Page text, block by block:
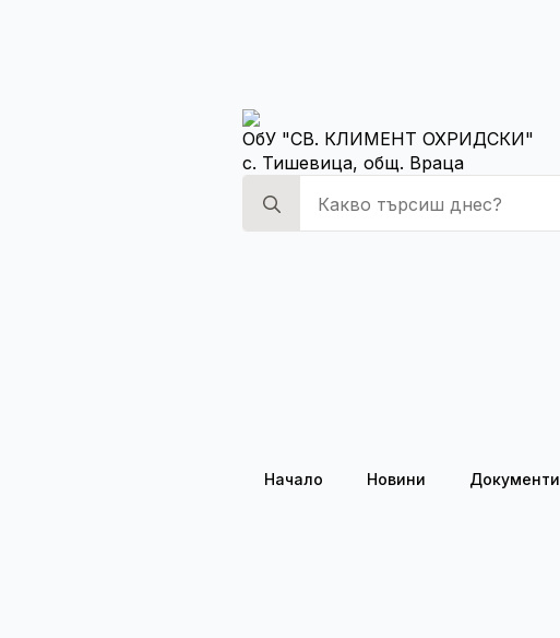
ОбУ "СВ. КЛИМЕНТ ОХРИДСКИ"
с. Тишевица, общ. Враца
for:
Начало Новини Документи